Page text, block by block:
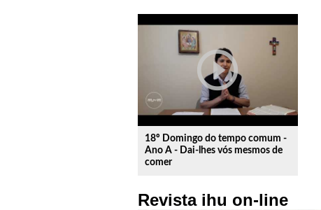
play_circle_outline
18º Domingo do tempo comum -
Ano A - Dai-lhes vós mesmos de
comer
Revista ihu on-line